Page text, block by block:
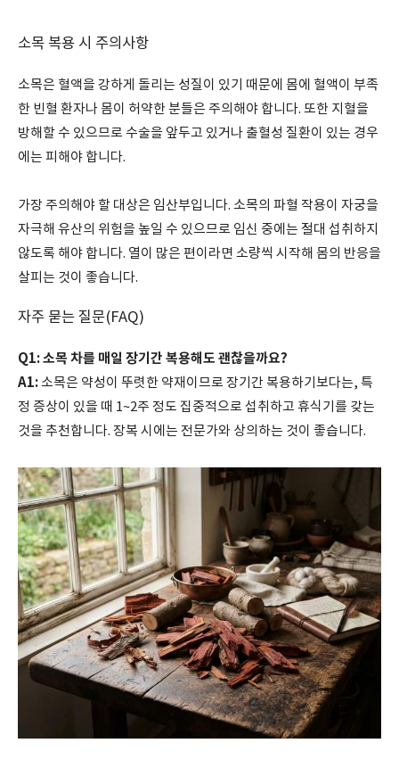
소목 복용 시 주의사항
소목은 혈액을 강하게 돌리는 성질이 있기 때문에 몸에 혈액이 부족
한 빈혈 환자나 몸이 허약한 분들은 주의해야 합니다. 또한 지혈을
방해할 수 있으므로 수술을 앞두고 있거나 출혈성 질환이 있는 경우
에는 피해야 합니다.
가장 주의해야 할 대상은 임산부입니다. 소목의 파혈 작용이 자궁을
자극해 유산의 위험을 높일 수 있으므로 임신 중에는 절대 섭취하지
않도록 해야 합니다. 열이 많은 편이라면 소량씩 시작해 몸의 반응을
살피는 것이 좋습니다.
자주 묻는 질문(FAQ)
Q1: 소목 차를 매일 장기간 복용해도 괜찮을까요?
A1:소목은 약성이 뚜렷한 약재이므로 장기간 복용하기보다는, 특
정 증상이 있을 때 1~2주 정도 집중적으로 섭취하고 휴식기를 갖는
것을 추천합니다. 장복 시에는 전문가와 상의하는 것이 좋습니다.